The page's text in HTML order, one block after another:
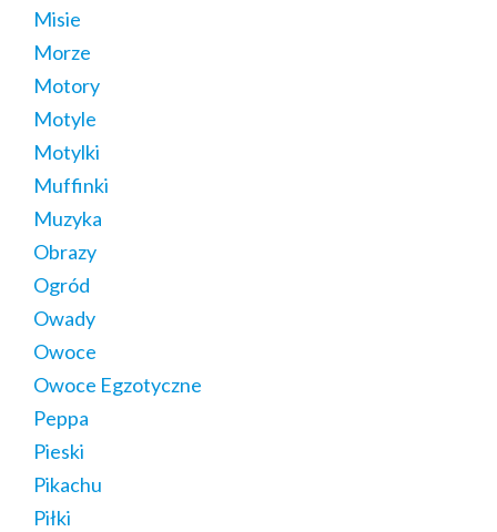
Misie
Morze
Motory
Motyle
Motylki
Muffinki
Muzyka
Obrazy
Ogród
Owady
Owoce
Owoce Egzotyczne
Peppa
Pieski
Pikachu
Piłki